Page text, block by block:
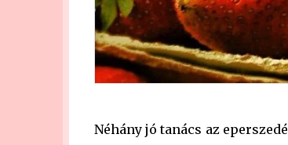
Néhány jó tanács az